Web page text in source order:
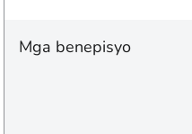
Mga benepisyo